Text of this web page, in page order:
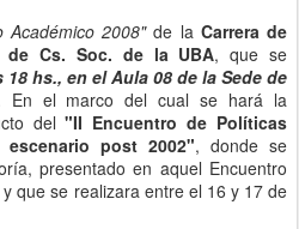
Académico 2008"de la Carrera de
de Cs. Soc. de la UBA, que se
18 hs., en el Aula 08 de la Sede de
En el marco del cual se hará la
del"II Encuentro de Políticas
post 2002", donde se
presentado en aquel Encuentro
que se realizara entre el 16 y 17 de